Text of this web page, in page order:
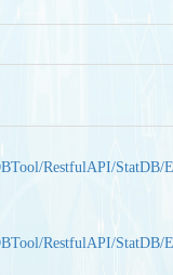
RestfulAPI/StatDB/
RestfulAPI/StatDB/